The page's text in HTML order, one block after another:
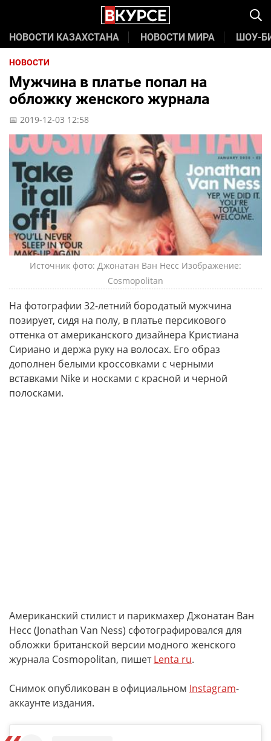
НОВОСТИ КАЗАХСТАНА НОВОСТИ МИРА ШОУ-
НОВОСТИ
Мужчина в платье попал на
обложку женского журнала
📅 2019-12-03 12:58
Источник фото: Джонатан Ван Несс Изображение:
Cosmopolitan
На фотографии 32-летний бородатый мужчина
позирует, сидя на полу, в платье персикового
оттенка от американского дизайнера Кристиана
Сириано и держа руку на волосах. Его образ
дополнен белыми кроссовками с черными
вставками Nike и носками с красной и черной
полосками.
Американский стилист и парикмахер Джонатан Ван
Несс (Jonathan Van Ness) сфотографировался для
обложки британской версии модного женского
журнала Cosmopolitan, пишетLenta ru.
Снимок опубликован в официальном Instagram-
аккаунте издания.